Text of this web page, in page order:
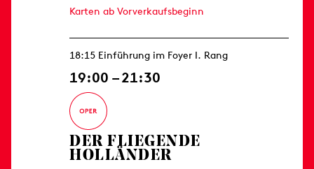
Karten ab Vorverkaufsbeginn
18:15 Einführung im Foyer I. Rang
19:00 – 21:30
DER FLIEGENDE
HOLLÄNDER